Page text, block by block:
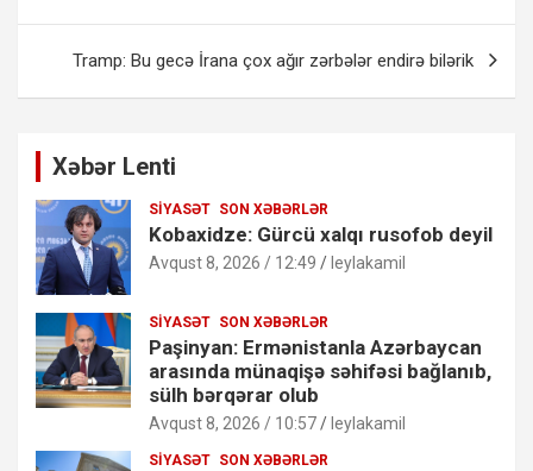
Tramp: Bu gecə İrana çox ağır zərbələr endirə bilərik
Xəbər Lenti
SIYASƏT SON XƏBƏRLƏR
Kobaxidze: Gürcü xalqı rusofob deyil
Avqust 8, 2026 / 12:49 leylakamil
SIYASƏT SON XƏBƏRLƏR
Paşinyan: Ermənistanla Azərbaycan
arasında münaqişə səhifəsi bağlanıb,
sülh bərqərar olub
Avqust 8, 2026 / 10:57 leylakamil
SIYASƏT SON XƏBƏRLƏR